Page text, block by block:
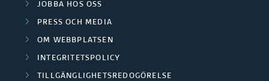
JOBBA HOS OSS
PRESS OCH MEDIA
OM WEBBPLATSEN
INTEGRITETSPOLICY
TILLGÄNGLIGHETSREDOGÖRELSE